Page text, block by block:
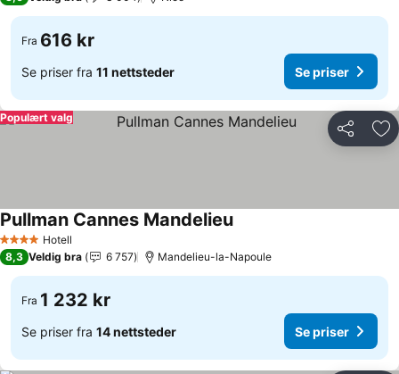
Fra 616 kr
Se priser fra 11 nettsteder Se priser
Del
Populært valg
4 StjernerHotell
Pullman Cannes Mandelieu
8,3 Veldig bra 6 757 Mandelieu-la-Napoule
Fra 1 232 kr
Se priser fra 14 nettsteder Se priser